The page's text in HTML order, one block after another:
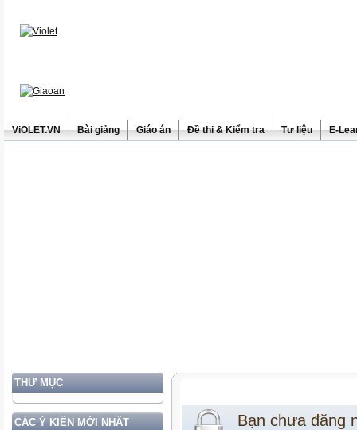
ViOLET.VN Bài giảng Giáo án Đề thi & Kiểm tra Tư liệu E-
THƯ MỤC
CÁC Ý KIẾN MỚI NHẤT Bạn chưa đăng